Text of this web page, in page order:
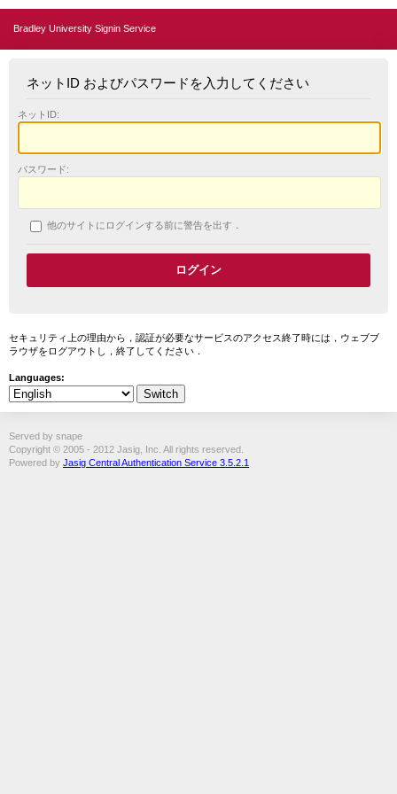
Bradley University Signin Service
ネットID およびパスワードを入力してください
ネットID:
パスワード:
他のサイトにログインする前に警告を出す．
セキュリティ上の理由から，認証が必要なサービスのアクセス終了時には，ウェブブ
ラウザをログアウトし，終了してください．
Languages:
Served by snape
Copyright © 2005 - 2012 Jasig, Inc. All rights reserved.
Powered by Jasig Central Authentication Service 3.5.2.1